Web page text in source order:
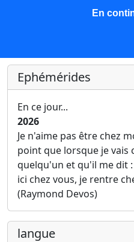
Les nouvelles
Ephémérides
En ce jour...
2026
Je n'aime pas être chez
point que lorsque je vais
quelqu'un et qu'il me dit :
ici chez vous, je rentre
(Raymond Devos)
langue
En